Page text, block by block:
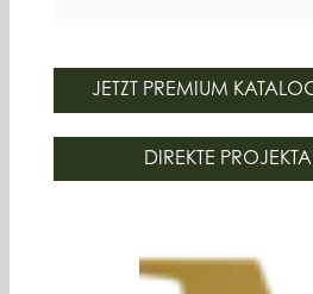
JETZT PREMIUM
DIREKTE